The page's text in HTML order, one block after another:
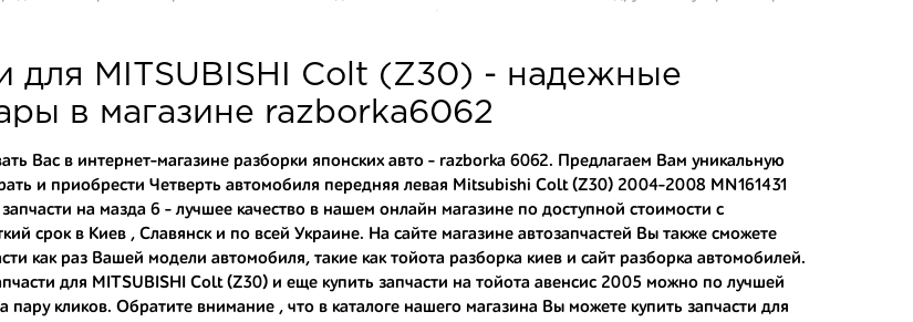
и высококачественные запчасти, отказываясь от контрафактных аналогов.
клиенты рекомендуют именно нашу разборку как надежного и проверенного продавца. Если вам требуется
деталей для японских автомобилей, то консультанты нашего интернет-магазина подберут вам товар и
Также мы поможем с правильным выбором по каталогу автозапчастей.
которые ездили по превосходным европейским и японским дорогам;
прочности и невыробатанный ресурс, и долго прослужат вам.
для MITSUBISHI Colt (Z30) - надежные
в магазине razborka6062
Вас в интернет-магазине разборки японских авто - razborka 6062. Предлагаем Вам уникальную
и приобрести Четверть автомобиля передняя левая Mitsubishi Colt (Z30) 2004-2008 MN161431
на мазда 6 - лучшее качество в нашем онлайн магазине по доступной стоимости с
срок в Киев , Славянск и по всей Украине. На сайте магазине автозапчастей Вы также сможете
как раз Вашей модели автомобиля, такие кактойота разборка киев и сайт разборка автомобилей.
для MITSUBISHI Colt (Z30) и еще купить запчасти на тойота авенсис 2005 можно по лучшей
пару кликов. Обратите внимание , что в каталоге нашего магазина Вы можете купить запчасти для